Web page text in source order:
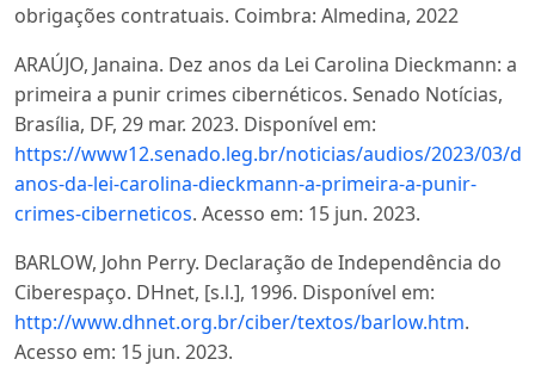
obrigações contratuais. Coimbra: Almedina, 2022
ARAÚJO, Janaina. Dez anos da Lei Carolina Dieckmann: a
primeira a punir crimes cibernéticos. Senado Notícias,
Brasília, DF, 29 mar. 2023. Disponível em:
https://www12.senado.leg.br/noticias/audios/2023/03/
anos-da-lei-carolina-dieckmann-a-primeira-a-punir-
crimes-ciberneticos. Acesso em: 15 jun. 2023.
BARLOW, John Perry. Declaração de Independência do
Ciberespaço. DHnet, [s.l.], 1996. Disponível em:
http://www.dhnet.org.br/ciber/textos/barlow.htm.
Acesso em: 15 jun. 2023.